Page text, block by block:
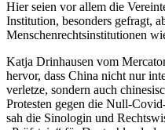
Hier seien vor allem die
Institution, besonders gefragt,
Menschenrechtsinstitutionen
Katja Drinhausen vom
hervor, dass China nicht nur
verletze, sondern auch
Protesten gegen die Null-
sah die Sinologin und